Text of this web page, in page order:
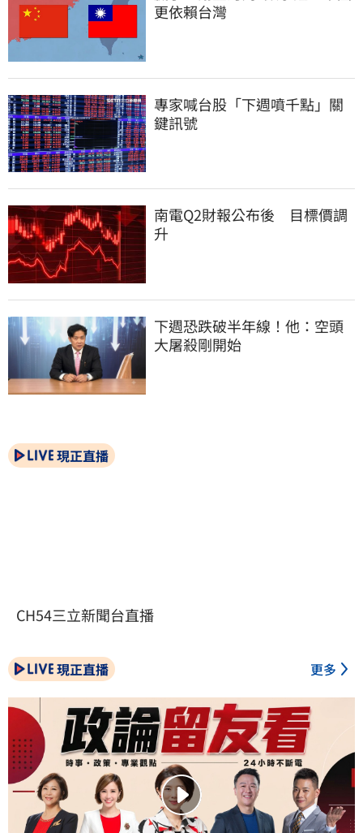
更依賴台灣
專家喊台股「下週噴千點」關
鍵訊號
南電Q2財報公布後　目標價調
升
下週恐跌破半年線！他：空頭
大屠殺剛開始
現正直播
CH54三立新聞台直播
現正直播 更多